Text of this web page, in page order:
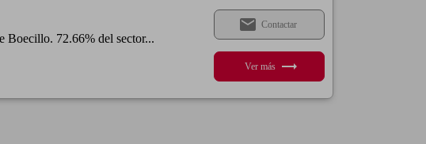
Boecillo. 72.66% del sector...
email Contactar
Ver más trending_flat